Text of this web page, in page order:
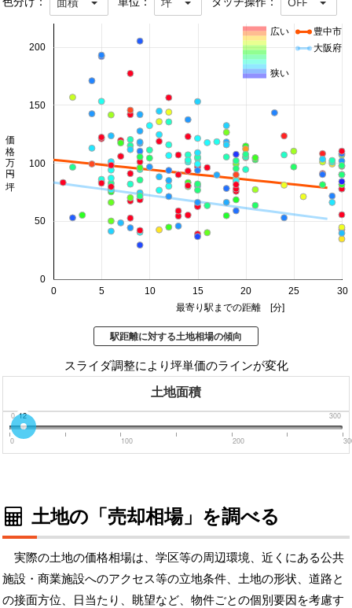
0 5 10 15 20 25 30
0
50
100
150
200
最寄り駅までの距離 [分]
価格 万円/坪
豊中市
大阪府
広い
狭い
駅距離に対する土地相場の傾向
スライダ調整により坪単価のラインが変化
土地面積
0 300
12
0 100 200
土地の「売却相場」を調べる
実際の土地の価格相場は、学区等の周辺環境、近くにある公共
施設・商業施設へのアクセス等の立地条件、土地の形状、道路と
の接面方位、日当たり、眺望など、物件ごとの個別要因を考慮す